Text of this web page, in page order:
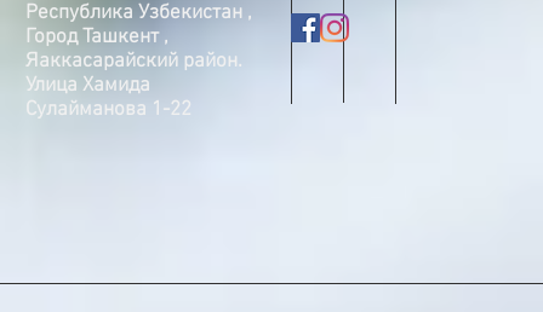
Республика Узбекистан ,
Город Ташкент ,
Яаккасарайский район.
Улица Хамида
Сулайманова 1-22